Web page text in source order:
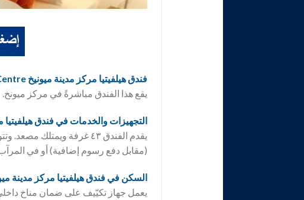
فندق هيلفيتيا مركز مدينة ميونيخ Helvetia München City Centre
يقع هذا الفندق مباشرةً في مركز ميونخ.
التجهيزات والخدمات في فندق
يقدم الفندق ٤٣ غرفة
(مقابل دفع رسوم إضافية) أو في
السكن في فندقهيلفيتيا مركز مدينة
يعمل جهاز تكيّيف على ضمان مناخ